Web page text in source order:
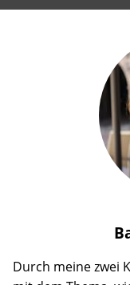
Durch meine zwei